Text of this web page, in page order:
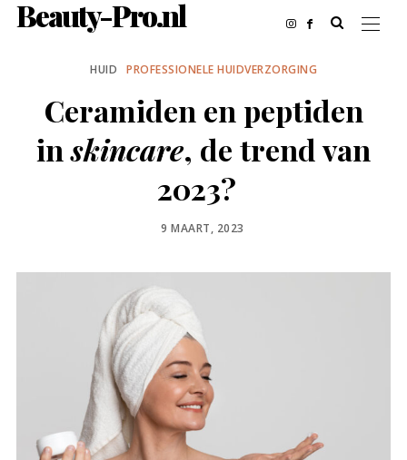
Beauty-Pro.nl
HUID PROFESSIONELE HUIDVERZORGING
Ceramiden en peptiden
inskincare, de trend van
2023?
POSTED
9 MAART, 2023